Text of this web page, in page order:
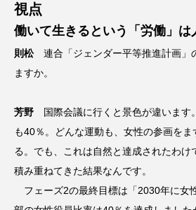
視点
働いて生きるという「労働」は
則松連合「ジェンダー平等推進計画」
ますか。
芳野 国際会議に行くと景色が違います
も40％。どんな運動も、女性の参画をま
る。でも、これは自然と達成されたわけ
積み重ねてきた結果なんです。
フェーズ2の最終目標は「2030年に女